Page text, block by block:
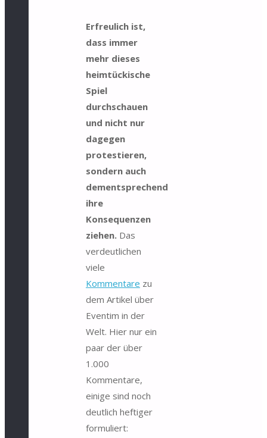
Erfreulich ist,
dass immer
mehr dieses
heimtückische
Spiel
durchschauen
und nicht nur
dagegen
protestieren,
sondern auch
dementsprechend
ihre
Konsequenzen
ziehen.Das
verdeutlichen
viele
Kommentare zu
dem Artikel über
Eventim in der
Welt. Hier nur ein
paar der über
1.000
Kommentare,
einige sind noch
deutlich heftiger
formuliert: